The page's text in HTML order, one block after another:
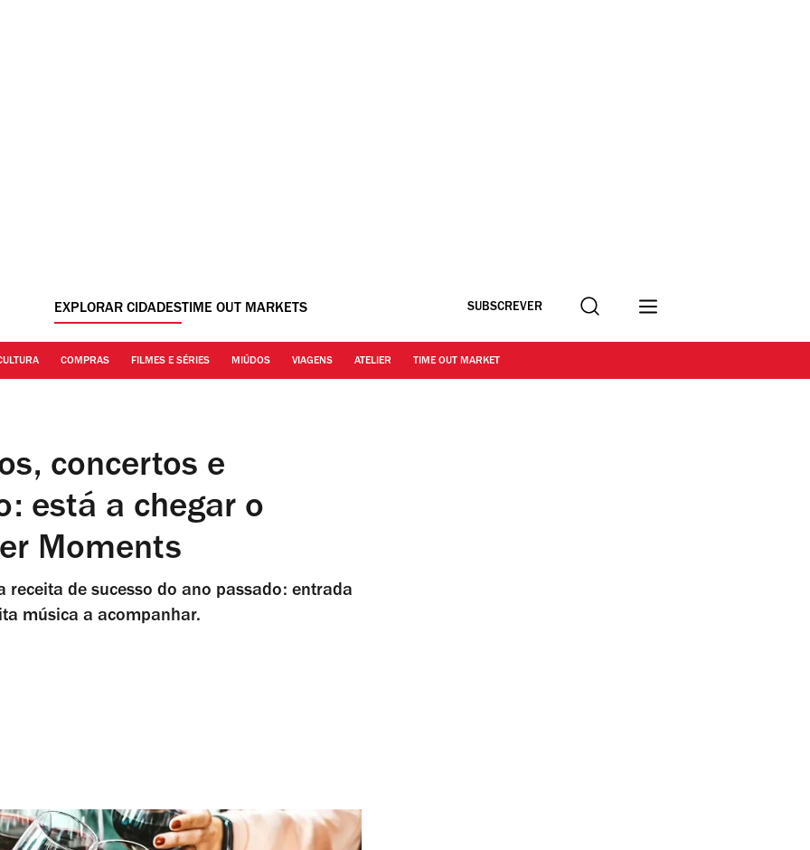
EXPLORAR CIDADESTIME OUT MARKETS SUBSCREVER Procurar
COMPRAS FILMES E SÉRIES MIÚDOS VIAGENS ATELIER TIME OUT MARKET
concertos e
está a chegar o
Moments
receita de sucesso do ano passado: entrada
música a acompanhar.